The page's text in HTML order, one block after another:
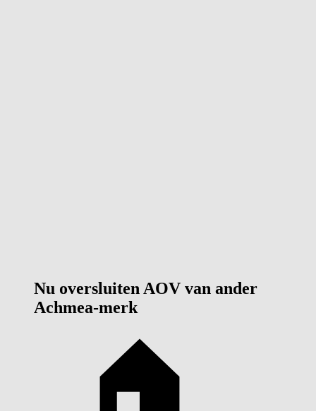
Nu oversluiten AOV van ander
Achmea-merk